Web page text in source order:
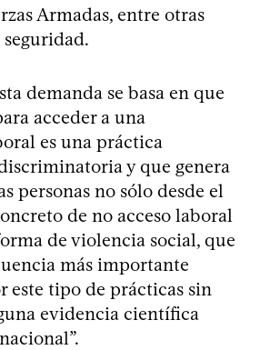
Armadas, entre otras
demanda se basa en que
acceder a una
es una práctica
y que genera
personas no sólo desde el
de no acceso laboral
de violencia social, que
más importante
este tipo de prácticas sin
evidencia científica